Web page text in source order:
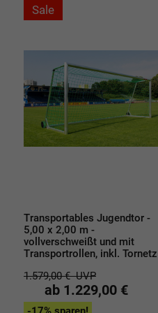
Sale
Transportables Jugendtor -
5,00 x 2,00 m -
vollverschweißt und mit
Transportrollen, inkl. Tornetz
1.579,00 €UVP
ab 1.229,00 €